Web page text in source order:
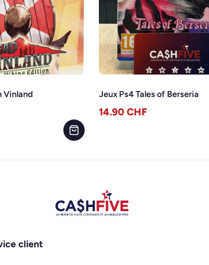
Vinland Jeux Ps4 Tales of Berseria
14.90 CHF
client